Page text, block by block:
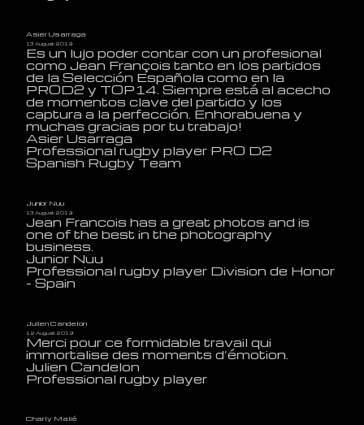
Asier Usarraga
13 August 2019
Es un lujo poder contar con un profesional
como Jean François tanto en los partidos
de la Selección Española como en la
PROD2 y TOP14. Siempre está al acecho
de momentos clave del partido y los
captura a la perfección. Enhorabuena y
muchas gracias por tu trabajo!
Asier Usarraga
Professional rugby player PRO D2
Spanish Rugby Team
Junior Nuu
13 August 2019
Jean Francois has a great photos and is
one of the best in the photography
business.
Junior Nuu
Professional rugby player Division de Honor
- Spain
Julien Candelon
12 August 2019
Merci pour ce formidable travail qui
immortalise des moments d’émotion.
Julien Candelon
Professional rugby player
Charly Malié